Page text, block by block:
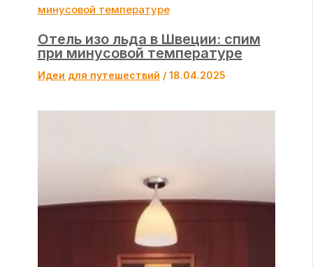
Отель изо льда в Швеции: спим
при минусовой температуре
Идеи для путешествий / 18.04.2025